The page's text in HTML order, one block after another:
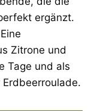
ergänzt.
Zitrone und
Tage und als